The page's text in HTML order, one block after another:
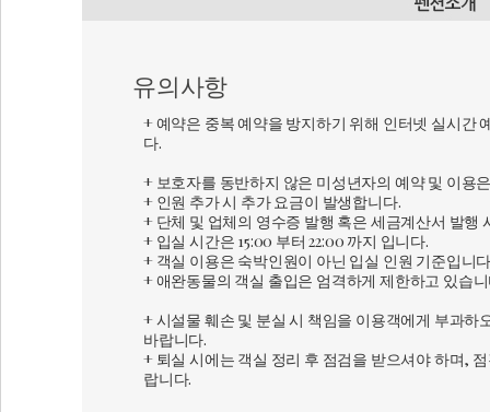
유의사항
+ 예약은 중복 예약을 방지하기 위해 인터넷 실시간
다.
+ 보호자를 동반하지 않은 미성년자의 예약 및 이용
+ 인원 추가 시 추가 요금이 발생합니다.
+ 단체 및 업체의 영수증 발행 혹은 세금계산서 발행
+ 입실 시간은 15:00 부터 22:00 까지 입니다.
+ 객실 이용은 숙박인원이 아닌 입실 인원 기준입니
+ 애완동물의 객실 출입은 엄격하게 제한하고 있습
+ 시설물 훼손 및 분실 시 책임을 이용객에게 부과하
바랍니다.
+ 퇴실 시에는 객실 정리 후 점검을 받으셔야 하며,
랍니다.